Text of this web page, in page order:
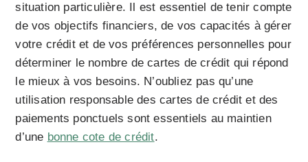
situation particulière. Il est essentiel de tenir compte
de vos objectifs financiers, de vos capacités à gérer
votre crédit et de vos préférences personnelles pour
déterminer le nombre de cartes de crédit qui répond
le mieux à vos besoins. N’oubliez pas qu’une
utilisation responsable des cartes de crédit et des
paiements ponctuels sont essentiels au maintien
d’une bonne cote de crédit.